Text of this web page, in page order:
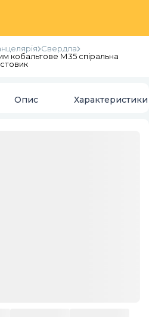
Свердла
кобальтове М35 спіральна
Опис Характеристики